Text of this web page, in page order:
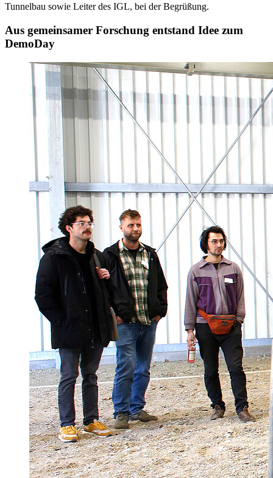
Tunnelbau sowie Leiter des IGL, bei der Begrüßung.
Aus gemeinsamer Forschung entstand Idee zum
DemoDay